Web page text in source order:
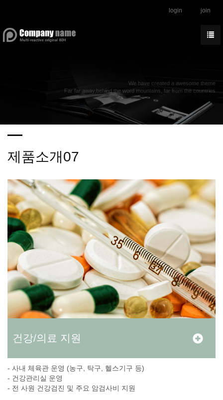
login join
We have created a awesome theme
Far far away,behind the word mountains, far from the countries
제품소개07
건강/의료 지원
- 사내 체육관 운영 (농구, 탁구, 헬스기구 등)
- 건강관리실 운영
- 전 사원 건강검진 및 주요 암검사비 지원